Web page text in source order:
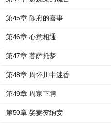
第45章 陈府的喜事
第46章 心意相通
第47章 菩萨托梦
第48章 周怀川中迷香
第49章 周家下聘
第50章 娶妻变纳妾